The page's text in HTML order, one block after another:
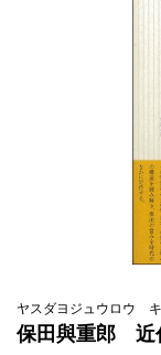
ヤスダヨジュウロウ
保田與重郎 近